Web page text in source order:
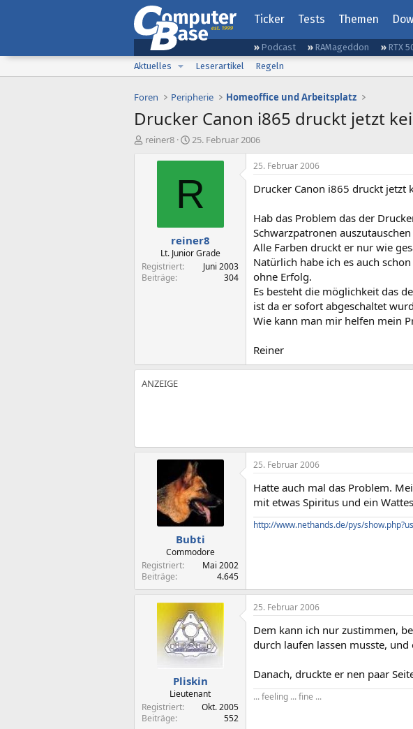
Ticker Tests Themen
Podcast RAMageddon RTX
Aktuelles
Leserartikel Regeln
Foren Peripherie Homeoffice und Arbeitsplatz
Drucker Canon i865 druckt jetzt
E
reiner8
E
s
l
t
a
m
25. Februar 2006
R
reiner8
Lt. Junior Grade
Registriert
Juni 2003
Beiträge
304
25. Februar 2006
Drucker Canon i865 druckt jetzt
Hab das Problem das der
Schwarzpatronen
Alle Farben druckt er nur wie
Natürlich habe ich es auch
ohne Erfolg.
Es besteht die möglichkeit das
ist da er sofort abgeschaltet
Wie kann man mir helfen mein
Reiner
Bubti
Commodore
Registriert
Mai 2002
Beiträge
4.645
25. Februar 2006
Hatte auch mal das Problem.
mit etwas Spiritus und ein
http://www.nethands.de/pys/
Pliskin
Lieutenant
Registriert
Okt. 2005
Beiträge
552
25. Februar 2006
Dem kann ich nur zustimmen,
durch laufen lassen musste,
Danach, druckte er nen paar
... feeling ... fine ...